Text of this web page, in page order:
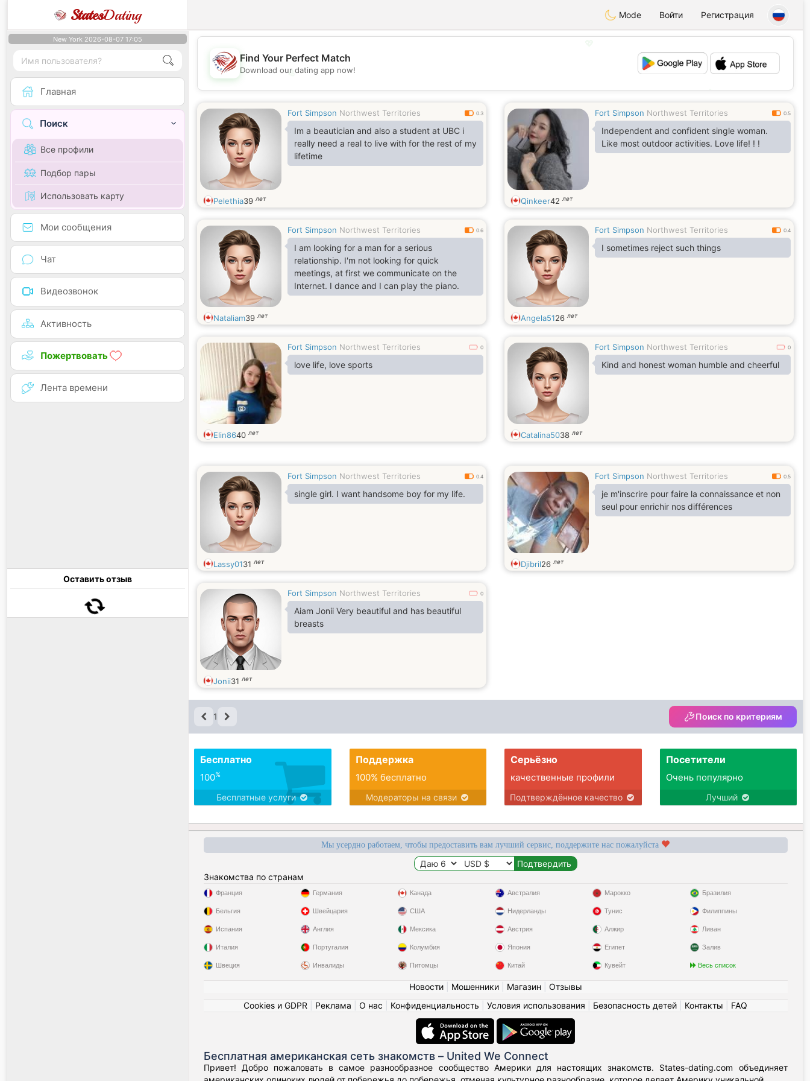
StatesDating Mode Войти Регистрация
New York 2026-08-07 17:05
Главная
Поиск
Все профили
Подбор пары
Использовать карту
Мои сообщения
Чат
Видеозвонок
Активность
Пожертвовать
Лента времени
Оставить отзыв
💖
💕
Find Your Perfect Match
Download our dating app now!
Fort Simpson Northwest Territories 0.3
Im a beautician and also a student at UBC i
really need a real to live with for the rest of my
lifetime
Pelethia39 лет
Fort Simpson Northwest Territories 0.5
Independent and confident single woman.
Like most outdoor activities. Love life! ! !
Qinkeer42 лет
Fort Simpson Northwest Territories 0.6
I am looking for a man for a serious
relationship. I'm not looking for quick
meetings, at first we communicate on the
Internet. I dance and I can play the piano.
Nataliam39 лет
Fort Simpson Northwest Territories 0.4
I sometimes reject such things
Angela5126 лет
Fort Simpson Northwest Territories 0
love life, love sports
Elin8640 лет
Fort Simpson Northwest Territories 0
Kind and honest woman humble and cheerful
Catalina5038 лет
Fort Simpson Northwest Territories 0.4
single girl. I want handsome boy for my life.
Lassy0131 лет
Fort Simpson Northwest Territories 0.5
je m'inscrire pour faire la connaissance et non
seul pour enrichir nos différences
Djibril26 лет
Fort Simpson Northwest Territories 0
Aiam Jonii Very beautiful and has beautiful
breasts
Jonii31 лет
1 Поиск по критериям
Бесплатно
100%
Бесплатные услуги
Поддержка
100% бесплатно
Модераторы на связи
Серьёзно
качественные профили
Подтверждённое качество
Посетители
Очень популярно
Лучший
Мы усердно работаем, чтобы предоставить вам лучший сервис, поддержите нас пожалуйста
Знакомства по странам
Франция
Бельгия
Испания
Италия
Швеция
Германия
Швейцария
Англия
Португалия
Инвалиды
Канада
США
Мексика
Колумбия
Питомцы
Австралия
Нидерланды
Австрия
Япония
Китай
Марокко
Тунис
Алжир
Египет
Кувейт
Бразилия
Филиппины
Ливан
Залив
Весь список
Новости| Мошенники| Магазин
Отзывы
Cookies и GDPR
Реклама О нас Конфиденциальность Условия использования Безопасность детей Контакты FAQ
Бесплатная американская сеть знакомств – United We Connect
Привет! Добро пожаловать в самое разнообразное сообщество Америки для настоящих знакомств. States-dating.com объединяет